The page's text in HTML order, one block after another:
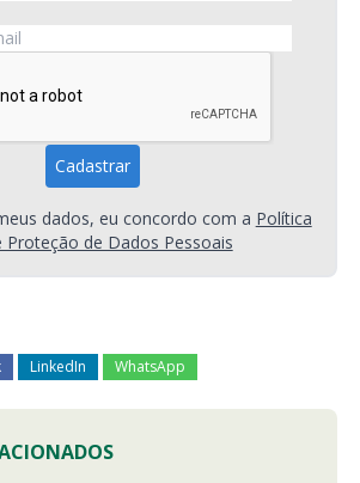
dados, eu concordo com a Política
Proteção de Dados Pessoais
LinkedIn WhatsApp